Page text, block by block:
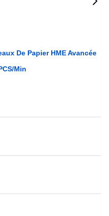
De Papier HME Avancée
min